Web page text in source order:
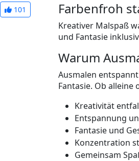
101 Farbenfroh
Kreativer Malspaß
und Fantasie
Warum
Ausmalen
Fantasie. Ob alleine
Kreativität
Entspannung
Fantasie und
Konzentration
Gemeinsam